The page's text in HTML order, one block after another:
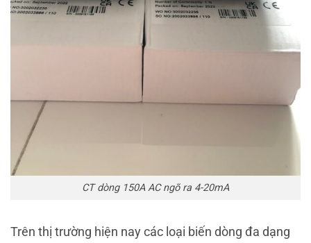
CT dòng 150A AC ngõ ra 4-20mA
Trên thị trường hiện nay các loại biến dòng đa dạng